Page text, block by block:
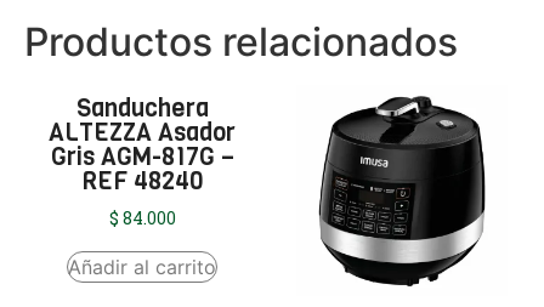
Productos relacionados
Sanduchera
ALTEZZA Asador
Gris AGM-817G –
REF 48240
$ 84.000
Añadir al carrito